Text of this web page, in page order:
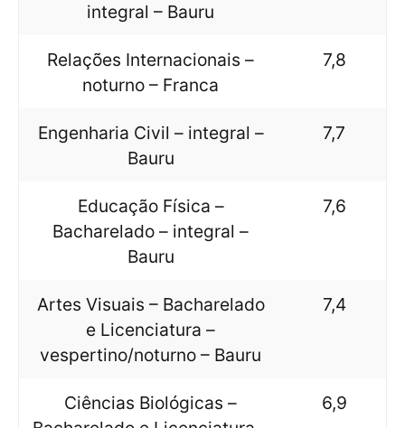
integral – Bauru
Relações Internacionais –
noturno – Franca
7,8
Engenharia Civil – integral –
Bauru
7,7
Educação Física –
Bacharelado – integral –
Bauru
7,6
Artes Visuais – Bacharelado
e Licenciatura –
vespertino/noturno – Bauru
7,4
Ciências Biológicas –
6,9